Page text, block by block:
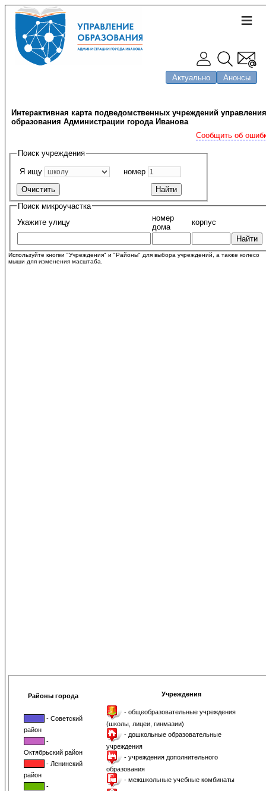
Актуально Анонсы
Интерактивная карта подведомственных учреждений управления
образования Администрации города Иванова
Сообщить об
Поиск учреждения
Я ищу номер
Поиск микроучастка
Укажите улицу
номер
дома
корпус
Используйте кнопки "Учреждения" и "Районы" для выбора учреждений, а также колесо
мыши для изменения масштаба.
Районы города
- Советский
район
-
Октябрьский район
- Ленинский
район
-
Учреждения
- общеобразовательные учреждения
(школы, лицеи, гинмазии)
- дошкольные образовательные
учреждения
- учреждения дополнительного
образования
- межшкольные учебные комбинаты